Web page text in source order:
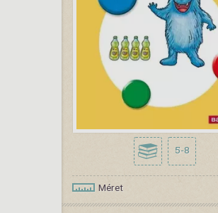
5-8
Méret